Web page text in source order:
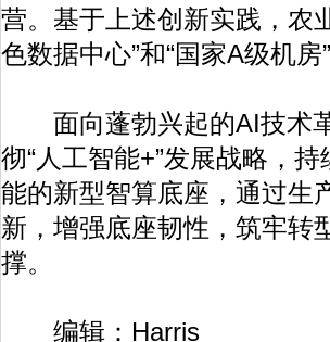
营。基于上述创新实践，农
色数据中心”和“国家A级机
面向蓬勃兴起的AI技术革
彻“人工智能+”发展战略，
能的新型智算底座，通过生
新，增强底座韧性，筑牢转
撑。
编辑：Harris